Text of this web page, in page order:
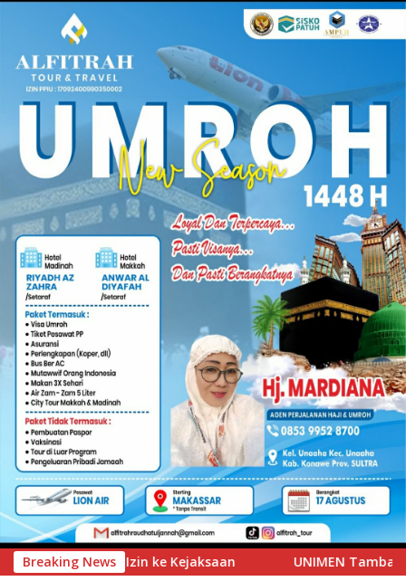
Breaking News
UNIMEN Tambah Delapan Program Studi Baru, Bidik